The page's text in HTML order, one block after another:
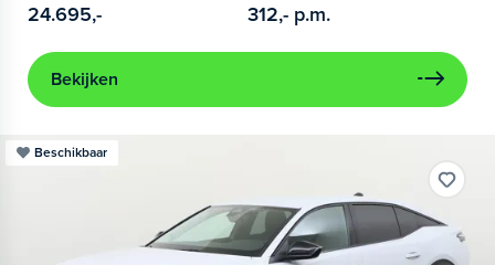
24.695,- 312,- p.m.
Bekijken
Beschikbaar